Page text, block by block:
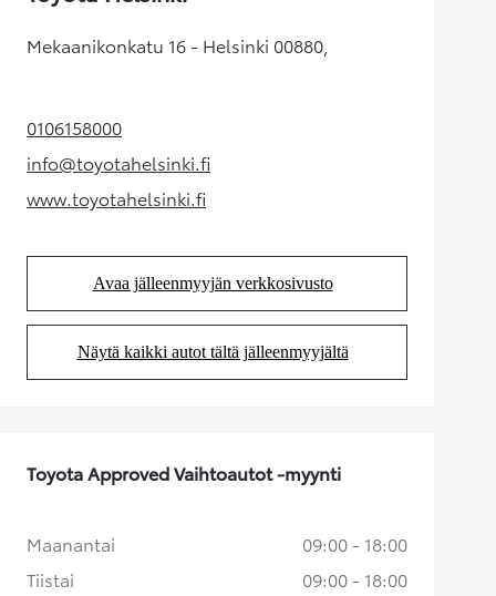
Mekaanikonkatu 16 - Helsinki 00880,
0106158000(Aukeaa uudessa välilehdessä)
info@toyotahelsinki.fi(Aukeaa uudessa välilehdessä)
www.toyotahelsinki.fi(Aukeaa uudessa välilehdessä)
Avaa jälleenmyyjän verkkosivusto
(Aukeaa uudessa välilehdessä)
Näytä kaikki autot tältä jälleenmyyjältä
(Aukeaa uudessa välilehdessä)
Toyota Approved Vaihtoautot -myynti
Maanantai
09:00 - 18:00
Tiistai
09:00 - 18:00